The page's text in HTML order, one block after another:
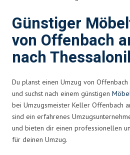
Günstiger
von Offenbach
nach
Du planst einen Umzug von Offenbach
und suchst nach einem günstigen
bei Umzugsmeister Keller Offenbach
sind ein erfahrenes
und bieten dir einen professionellen
für deinen Umzug.